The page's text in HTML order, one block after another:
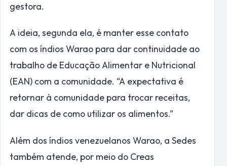
gestora.
A ideia, segunda ela, é manter esse contato
com os índios Warao para dar continuidade ao
trabalho de Educação Alimentar e Nutricional
(EAN) com a comunidade. “A expectativa é
retornar à comunidade para trocar receitas,
dar dicas de como utilizar os alimentos.”
Além dos índios venezuelanos Warao, a Sedes
também atende, por meio do Creas